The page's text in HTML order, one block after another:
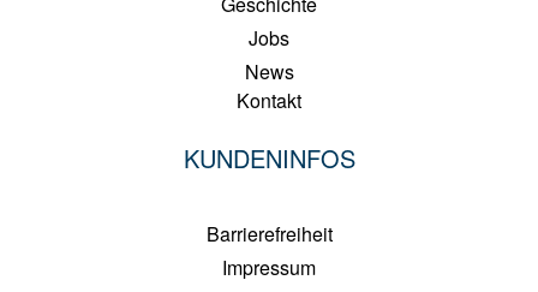
Jobs
News
Kontakt
KUNDENINFOS
Barrierefreiheit
Impressum